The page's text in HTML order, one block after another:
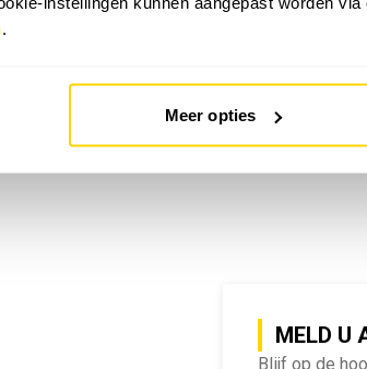
.
Meer opties
MELD U
Blijf op de